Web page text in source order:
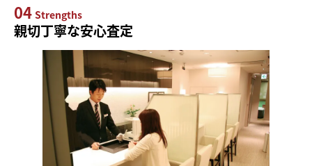
04 Strengths
親切丁寧な安心査定